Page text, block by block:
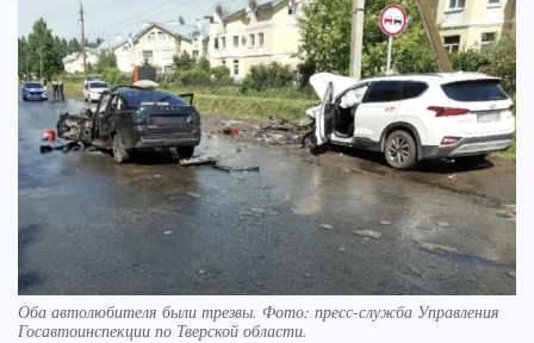
Оба автолюбителя были трезвы. Фото: пресс-служба Управления
Госавтоинспекции по Тверской области.